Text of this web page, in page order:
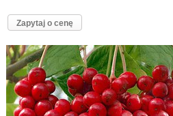
Zapytaj o cenę